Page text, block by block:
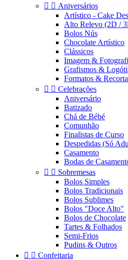
  Aniversários
Artístico - Cake
Alto Relevo (2D /
Bolos Nús
Chocolate Artístico
Clássicos
Imagem &
Grafismos &
Formatos &
  Celebrações
Aniversário
Batizado
Chá de Bébé
Comunhão
Finalistas de Curso
Despedidas (Só
Casamento
Bodas de
  Sobremesas
Bolos Simples
Bolos Tradicionais
Bolos Sublimes
Bolos "Doce Alto"
Bolos de Chocolate
Tartes & Folhados
Semi-Frios
Pudins & Outros
  Confeitaria